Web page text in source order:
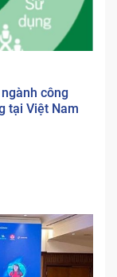
công
tại Việt Nam